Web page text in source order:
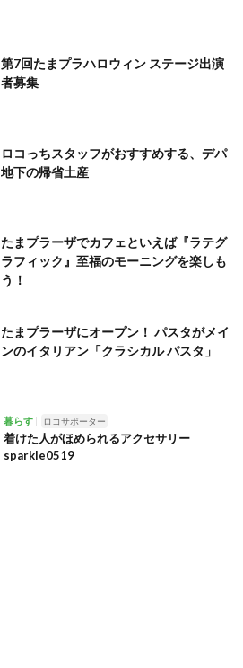
第7回たまプラハロウィン ステージ出演
者募集
ロコっちスタッフがおすすめする、デパ
地下の帰省土産
たまプラーザでカフェといえば『ラテグ
ラフィック』至福のモーニングを楽しも
う！
たまプラーザにオープン！ パスタがメイ
ンのイタリアン「クラシカル パスタ」
暮らす ロコサポーター
着けた人がほめられるアクセサリー
sparkle0519